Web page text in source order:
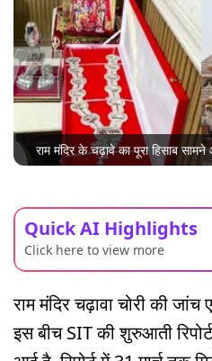
राम मंदिर के चढ़ावे का पूरा हिसाब
Quick AI Highlights
Click here to view more
राम मंदिर चढ़ावा चोरी की
इस बीच SIT की शुरुआती